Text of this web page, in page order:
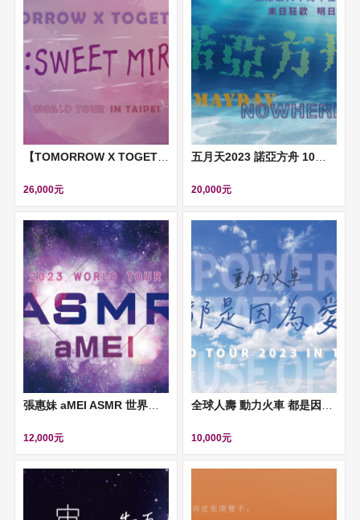
26,000元 20,000元
12,000元 10,000元